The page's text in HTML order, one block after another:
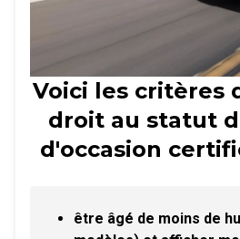
Voici les critères
droit au statut
d'occasion
être âgé de moins de